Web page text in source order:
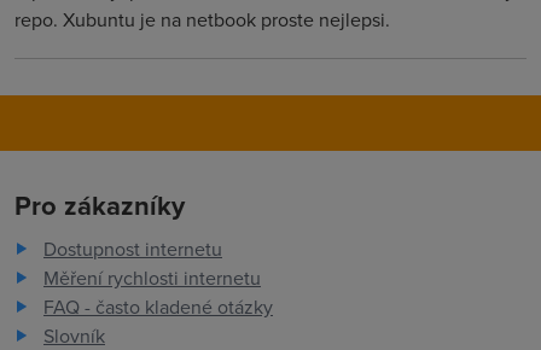
repo. Xubuntu je na netbook proste nejlepsi.
Pro zákazníky
Dostupnost internetu
Měření rychlosti internetu
FAQ - často kladené otázky
Slovník